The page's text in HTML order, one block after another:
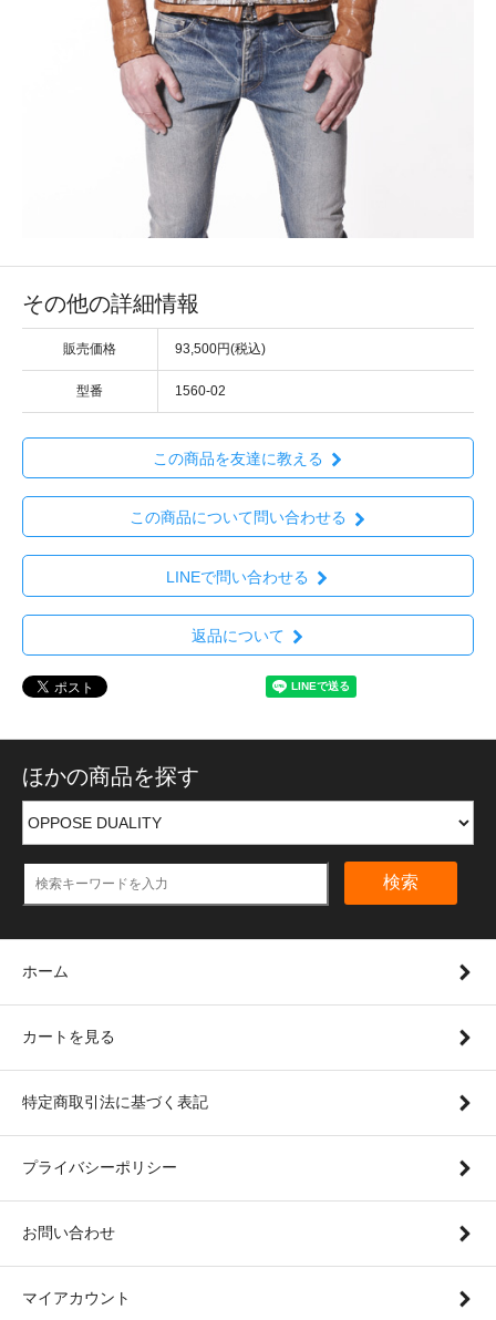
その他の詳細情報
販売価格 93,500円(税込)
型番 1560-02
この商品を友達に教える
この商品について問い合わせる
LINEで問い合わせる
返品について
ほかの商品を探す
検索
ホーム
カートを見る
特定商取引法に基づく表記
プライバシーポリシー
お問い合わせ
マイアカウント